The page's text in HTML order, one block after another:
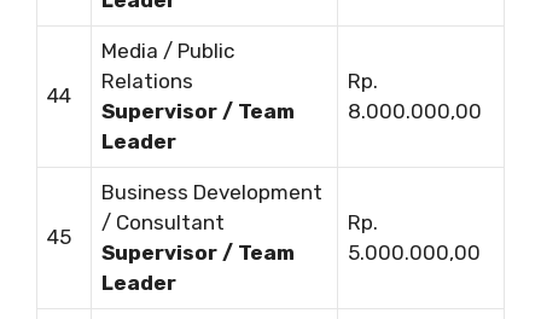
44
Media / Public
Relations
Supervisor / Team
Leader
Rp.
8.000.000,00
45
Business Development
/ Consultant
Supervisor / Team
Leader
Rp.
5.000.000,00